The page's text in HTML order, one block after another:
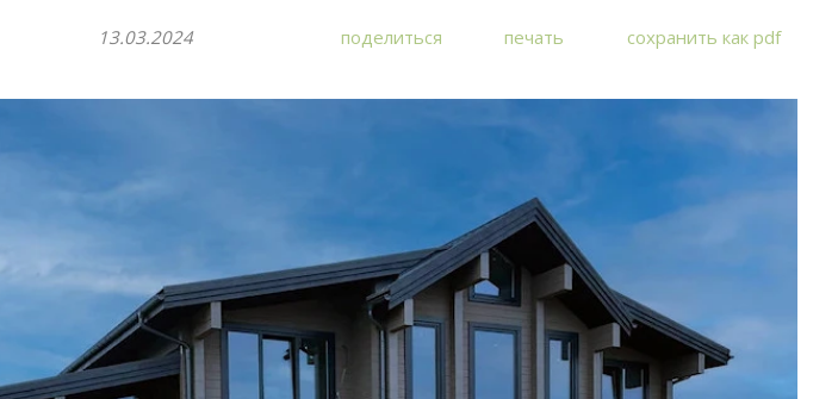
13.03.2024 поделиться печать сохранить как pdf